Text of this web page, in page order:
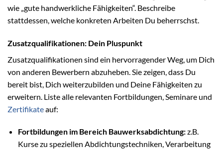
wie „gute handwerkliche Fähigkeiten“. Beschreibe
stattdessen, welche konkreten Arbeiten Du beherrschst.
Zusatzqualifikationen: Dein Pluspunkt
Zusatzqualifikationen sind ein hervorragender Weg, um Dich
von anderen Bewerbern abzuheben. Sie zeigen, dass Du
bereit bist, Dich weiterzubilden und Deine Fähigkeiten zu
erweitern. Liste alle relevanten Fortbildungen, Seminare und
Zertifikateauf:
Fortbildungen im Bereich Bauwerksabdichtung:z.B.
Kurse zu speziellen Abdichtungstechniken, Verarbeitung